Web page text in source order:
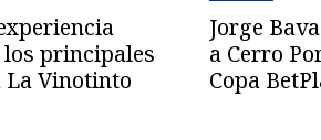
principales
Vinotinto
Jorge
a Cerro
Copa